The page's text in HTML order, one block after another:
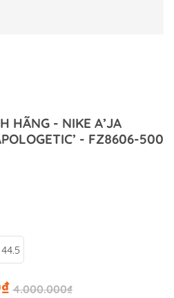
HÃNG - NIKE A’JA
- FZ8606-500
44.5
4.000.000₫